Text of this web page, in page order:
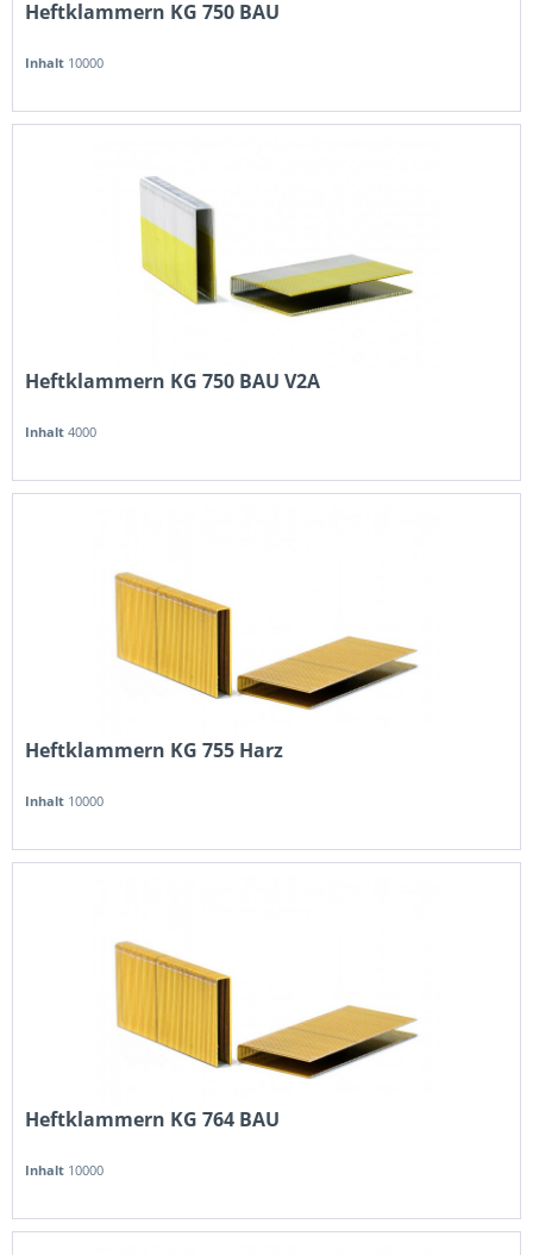
Heftklammern KG 750 BAU
Inhalt 10000
Heftklammern KG 750 BAU V2A
Inhalt 4000
Heftklammern KG 755 Harz
Inhalt 10000
Heftklammern KG 764 BAU
Inhalt 10000